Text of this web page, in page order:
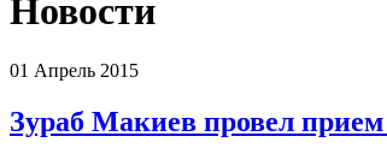
Новости
01 Апрель 2015
Зураб Макиев провел